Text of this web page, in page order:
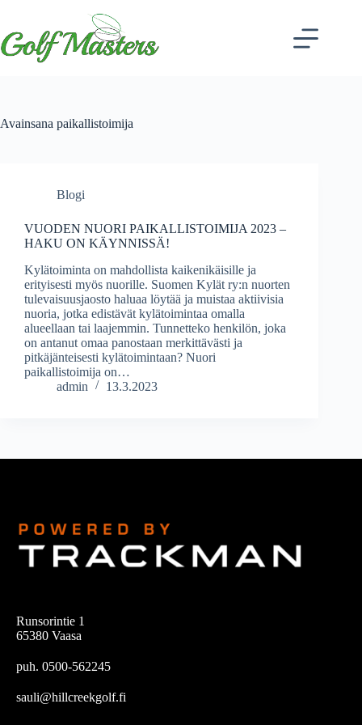
Avainsana paikallistoimija
Blogi
VUODEN NUORI PAIKALLISTOIMIJA 2023 –
HAKU ON KÄYNNISSÄ!
Kylätoiminta on mahdollista kaikenikäisille ja
erityisesti myös nuorille. Suomen Kylät ry:n nuorten
tulevaisuusjaosto haluaa löytää ja muistaa aktiivisia
nuoria, jotka edistävät kylätoimintaa omalla
alueellaan tai laajemmin. Tunnetteko henkilön, joka
on antanut omaa panostaan merkittävästi ja
pitkäjänteisesti kylätoimintaan? Nuori
paikallistoimija on…
admin
13.3.2023
Runsorintie 1
65380 Vaasa
puh. 0500-562245
sauli@hillcreekgolf.fi